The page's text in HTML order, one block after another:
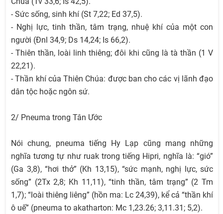
- Sức sống, sinh khí (St 7,22; Ed 37,5).
- Nghị lực, tinh thần, tâm trạng, nhuệ khí của một con
người (Đnl 34,9; Ds 14,24; Is 66,2).
- Thiên thần, loài linh thiêng; đôi khi cũng là tà thần (1 V
22,21).
- Thần khí của Thiên Chúa: được ban cho các vị lãnh đạo
dân tộc hoặc ngôn sứ.
2/ Pneuma trong Tân Ước
Nói chung, pneuma tiếng Hy Lạp cũng mang những
nghĩa tương tự như ruak trong tiếng Hipri, nghĩa là: “gió”
(Ga 3,8), “hơi thở” (Kh 13,15), “sức mạnh, nghị lực, sức
sống” (2Tx 2,8; Kh 11,11), “tinh thần, tâm trạng” (2 Tm
1,7); “loài thiêng liêng” (hồn ma: Lc 24,39), kể cả “thần khí
ô uế” (pneuma to akatharton: Mc 1,23.26; 3,11.31; 5,2).